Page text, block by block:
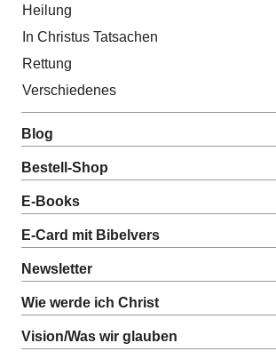
Heilung
In Christus Tatsachen
Rettung
Verschiedenes
Blog
Bestell-Shop
E-Books
E-Card mit Bibelvers
Newsletter
Wie werde ich Christ
Vision/Was wir glauben